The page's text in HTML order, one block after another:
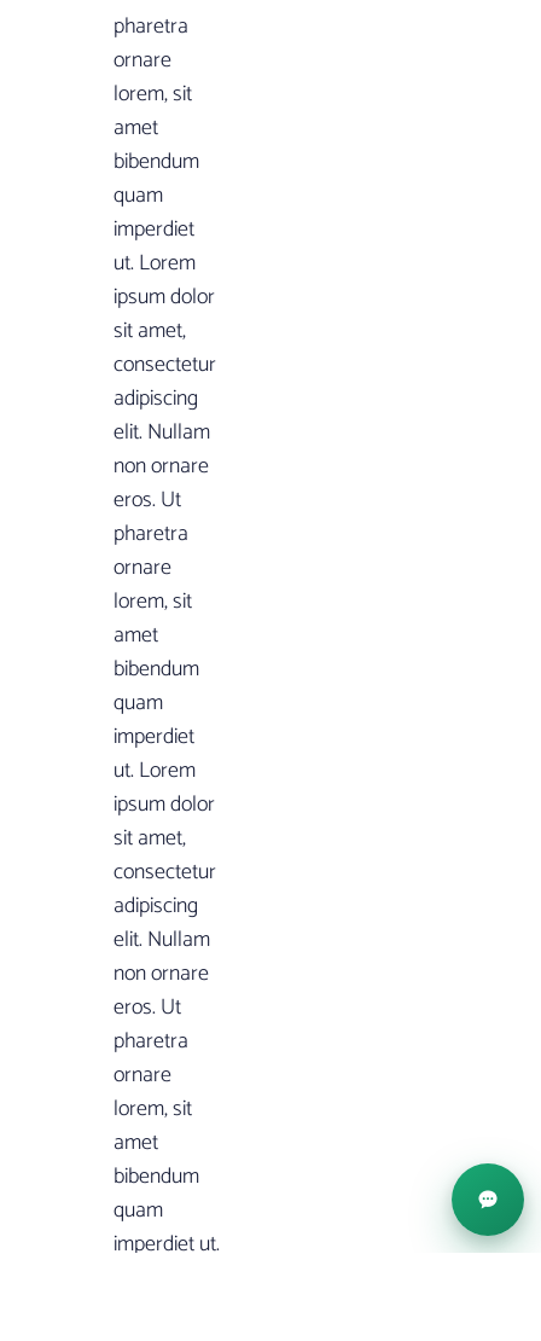
pharetra
ornare
lorem, sit
amet
bibendum
quam
imperdiet
ut. Lorem
ipsum dolor
sit amet,
consectetur
adipiscing
elit. Nullam
non ornare
eros. Ut
pharetra
ornare
lorem, sit
amet
bibendum
quam
imperdiet
ut. Lorem
ipsum dolor
sit amet,
consectetur
adipiscing
elit. Nullam
non ornare
eros. Ut
pharetra
ornare
lorem, sit
amet
bibendum
quam
imperdiet ut.